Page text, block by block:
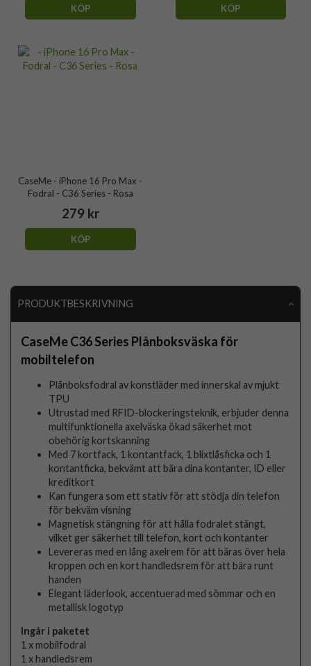
KÖP KÖP
CaseMe - iPhone 16 Pro Max -
Fodral - C36 Series - Rosa
279 kr
KÖP
PRODUKTBESKRIVNING
CaseMe C36 Series Plånboksväska för
mobiltelefon
Plånboksfodral av konstläder med innerskal av mjukt
TPU
Utrustad med RFID-blockeringsteknik, erbjuder denna
multifunktionella axelväska ökad säkerhet mot
obehörig kortskanning
Med 7 kortfack, 1 kontantfack, 1 blixtlåsficka och 1
kontantficka, bekvämt att bära dina kontanter, ID eller
kreditkort
Kan fungera som ett stativ för att stödja din telefon
för bekväm visning
Magnetisk stängning för att hålla fodralet stängt,
vilket ger säkerhet till telefon, kort och kontanter
Levereras med en lång axelrem för att bäras över hela
kroppen och en kort handledsrem för att bära runt
handen
Elegant läderlook, accentuerad med sömmar och en
metallisk logotyp
Ingår i paketet
1 x mobilfodral
1 x handledsrem